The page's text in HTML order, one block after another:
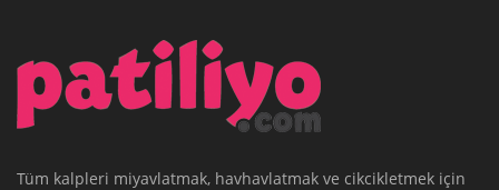
Tüm kalpleri miyavlatmak, havhavlatmak ve cikcikletmek için